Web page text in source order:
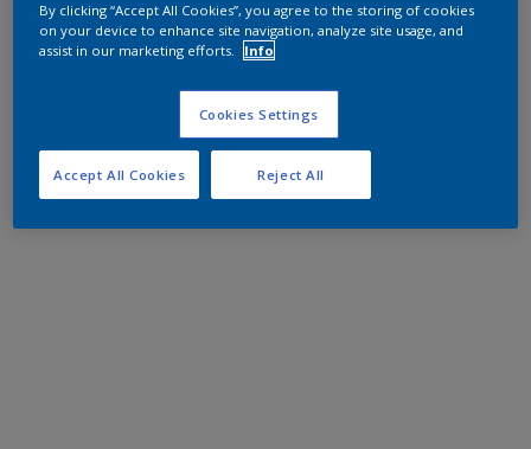
By clicking “Accept All Cookies”, you agree to the storing of cookies
on your device to enhance site navigation, analyze site usage, and
assist in our marketing efforts.
Info
Cookies Settings
Reject All
Accept All Cookies